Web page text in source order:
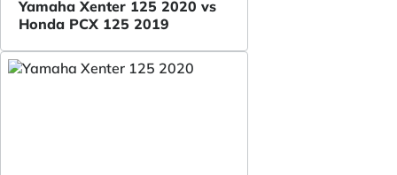
Yamaha Xenter 125 2020 vs
Honda PCX 125 2019